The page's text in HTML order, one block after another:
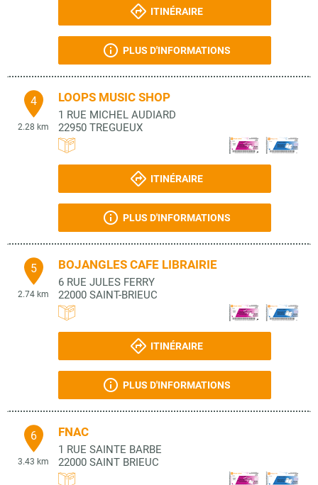
ITINÉRAIRE
PLUS D'INFORMATIONS
4
2.28 km
LOOPS MUSIC SHOP
1 RUE MICHEL AUDIARD
22950 TREGUEUX
ITINÉRAIRE
PLUS D'INFORMATIONS
5
2.74 km
BOJANGLES CAFE LIBRAIRIE
6 RUE JULES FERRY
22000 SAINT-BRIEUC
ITINÉRAIRE
PLUS D'INFORMATIONS
6
3.43 km
FNAC
1 RUE SAINTE BARBE
22000 SAINT BRIEUC